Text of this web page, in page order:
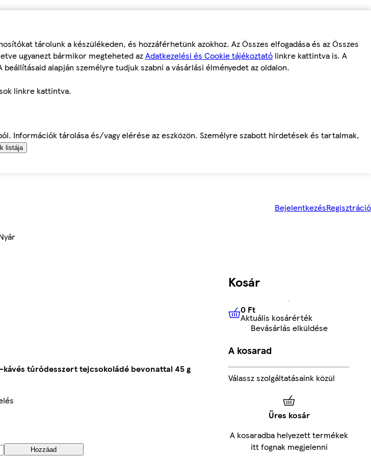
tárolunk a készülékeden, és hozzáférhetünk azokhoz. Az Összes elfogadása és az Összes
ugyanezt bármikor megteheted azAdatkezelési és Cookie tájékoztató linkre kattintva is. A
alapján személyre tudjuk szabni a vásárlási élményedet az oldalon.
linkre kattintva.
Információk tárolása és/vagy elérése az eszközön. Személyre szabott hirdetések és tartalmak,
listája
BejelentkezésRegisztráció
túródesszert tejcsokoládé bevonattal 45 g
Hozzáad
Kosár
0 FtAktuális kosárérték
0 Ft
Aktuális kosárérték
Bevásárlás elküldése
A kosarad
Válassz szolgáltatásaink közül
Üres kosár
A kosaradba helyezett termékek
itt fognak megjelenni